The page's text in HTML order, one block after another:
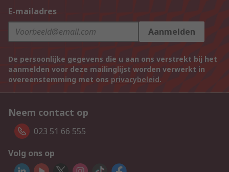
E-mailadres
Aanmelden
De persoonlijke gegevens die u aan ons verstrekt bij het
aanmelden voor deze mailinglijst worden verwerkt in
overeenstemming met ons privacybeleid.
Neem contact op
023 51 66 555
Volg ons op